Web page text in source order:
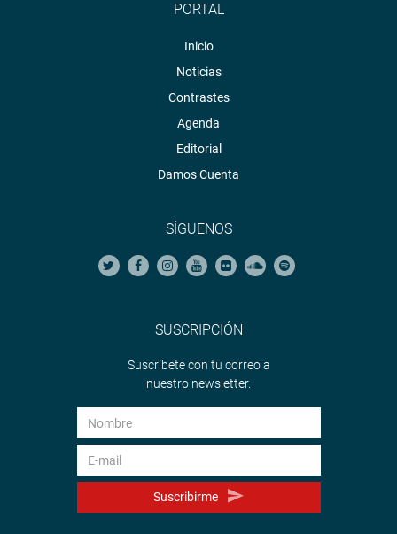
PORTAL
Inicio
Noticias
Contrastes
Agenda
Editorial
Damos Cuenta
SÍGUENOS
SUSCRIPCIÓN
Suscríbete con tu correo a
nuestro newsletter.
Suscribirme